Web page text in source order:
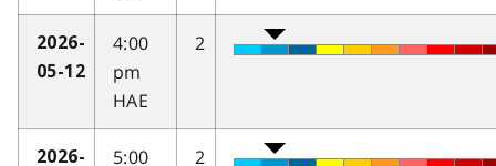
2026-
05-12
4:00
pm
HAE
2
2026-
5:00
2